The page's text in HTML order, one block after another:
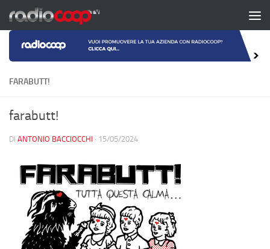
Salta al contenuto
FARABUTT!
farabutt!
DI ANTONIO BACCIOCCHI · 15/05/2024